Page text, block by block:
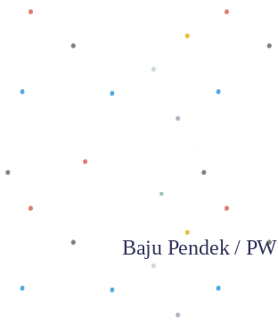
Baju Pendek / PW